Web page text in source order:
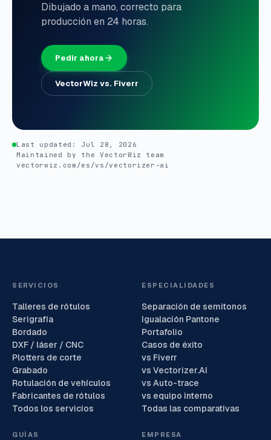
Dibujado a mano, correcto para
producción en 24 horas.
Pedir ahora
VectorWiz vs. Fiverr
Last updated: Jul 28, 2026
Maintained by the VectorWiz team
vectorwiz.com/es/vs/vectorizer-ai
SERVICIOS
Talleres de rótulos
Serigrafía
Bordado
DXF / láser / CNC
Plotters de corte
Grabado
Rotulación de vehículos
Fabricantes de rótulos
Todos los servicios
ESPECIALIDADES
Separación de semitonos
Igualación Pantone
Portafolio
Casos de éxito
vs Fiverr
vs Vectorizer.AI
vs Auto-trace
vs equipo interno
Todas las comparativas
GUÍAS EMPRESA